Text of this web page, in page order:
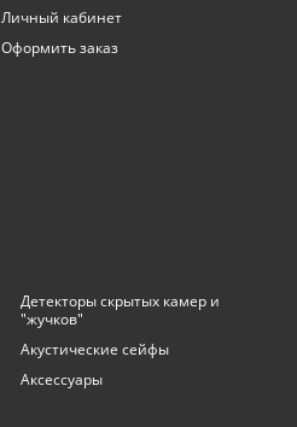
Личный кабинет
Оформить заказ
Детекторы скрытых камер и
"жучков"
Акустические сейфы
Аксессуары